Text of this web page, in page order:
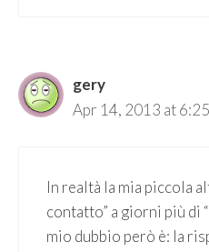
gery
Apr 14, 2013 at
In realtà la mia piccola
contatto” a giorni più di
mio dubbio però è: la